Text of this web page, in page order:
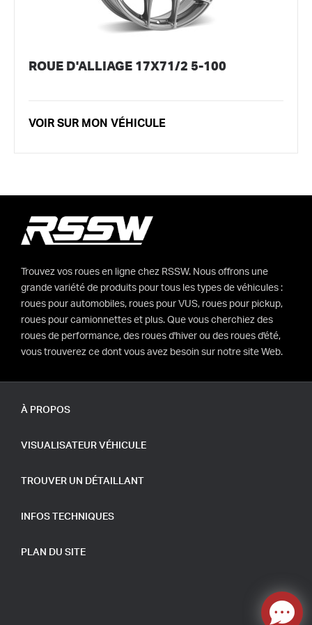
ROUE D'ALLIAGE 17X71/2 5-100
VOIR SUR MON VÉHICULE
À PROPOS
VISUALISATEUR VÉHICULE
TROUVER UN DÉTAILLANT
INFOS TECHNIQUES
PLAN DU SITE
Trouvez vos roues en ligne chez RSSW. Nous offrons une
grande variété de produits pour tous les types de véhicules :
roues pour automobiles, roues pour VUS, roues pour pickup,
roues pour camionnettes et plus. Que vous cherchiez des
roues de performance, des roues d'hiver ou des roues d'été,
vous trouverez ce dont vous avez besoin sur notre site Web.